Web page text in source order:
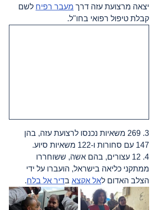
יצאה מרצועת עזה דרך מעבר רפיח לשם
קבלת טיפול רפואי בחו"ל.
3. 269 משאיות נכנסו לרצועת עזה, בהן
147 עם סחורות ו-122 משאיות סיוע.
4. 12 עצורים, בהם אשה, ששוחררו
ממתקני כליאה בישראל, הועברו על ידי
הצלב האדום לאל אקצא בדיר אל בלח.